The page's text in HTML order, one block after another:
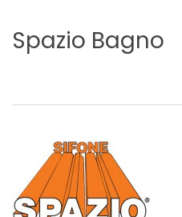
Spazio Bagno